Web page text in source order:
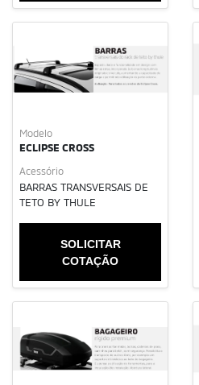
Modelo
ECLIPSE CROSS
Acessório
BARRAS TRANSVERSAIS DE
TETO BY THULE
SOLICITAR
COTAÇÃO